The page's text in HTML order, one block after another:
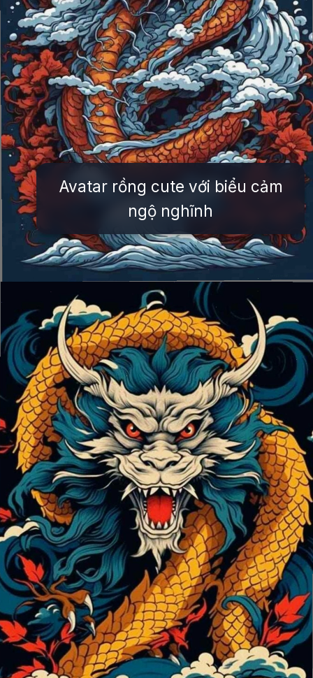
Avatar rồng cute với biểu cảm
ngộ nghĩnh
Đang mởhttps://issiloo.edu.vn/avatar-rong-ngau